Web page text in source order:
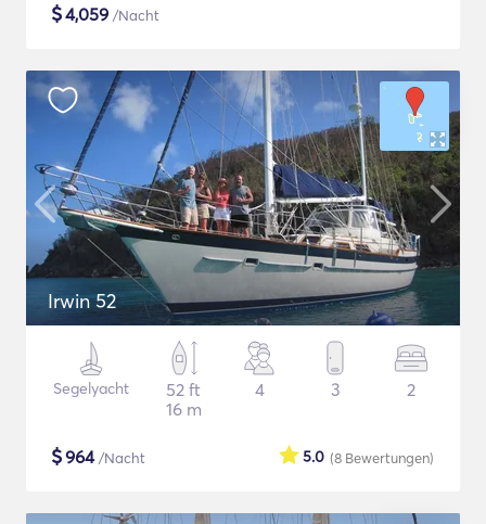
$4,059 /Nacht
Irwin 52
Segelyacht
52 ft
16 m
4 3 2
$964/Nacht (8 Bewertungen)
5.0